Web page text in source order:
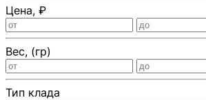
Цена, ₽
Вес, (гр)
Тип клада